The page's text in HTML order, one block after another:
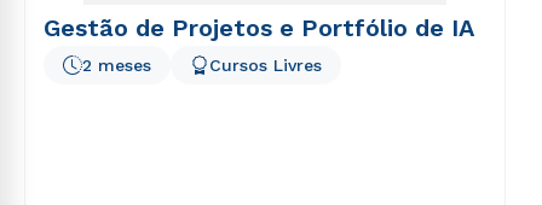
Gestão de Projetos e Portfólio de IA
2 meses Cursos Livres